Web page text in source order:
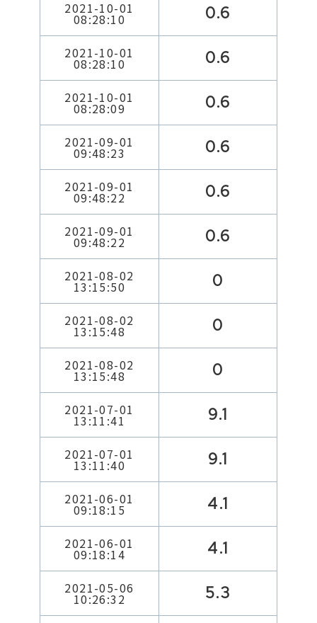
2021-10-01
08:28:10 0.6
2021-10-01
08:28:10 0.6
2021-10-01
08:28:09 0.6
2021-09-01
09:48:23 0.6
2021-09-01
09:48:22 0.6
2021-09-01
09:48:22 0.6
2021-08-02
13:15:50 0
2021-08-02
13:15:48 0
2021-08-02
13:15:48 0
2021-07-01
13:11:41 9.1
2021-07-01
13:11:40 9.1
2021-06-01
09:18:15 4.1
2021-06-01
09:18:14 4.1
2021-05-06
10:26:32 5.3